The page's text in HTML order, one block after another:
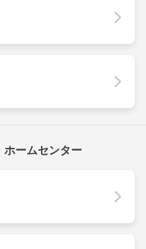
ホームセンター